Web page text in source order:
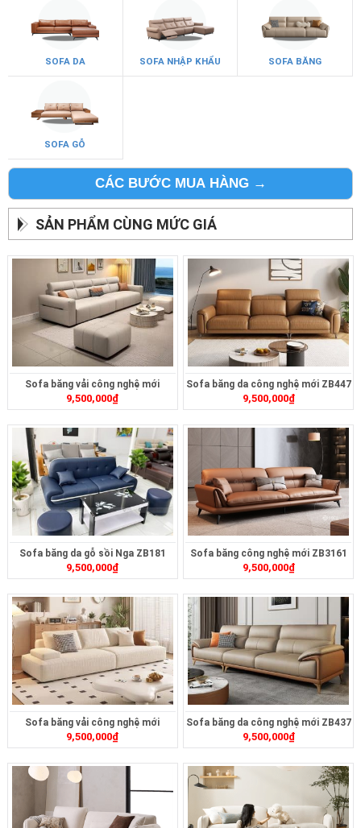
SOFA DA SOFA NHẬP KHẨU SOFA BĂNG
SOFA GỖ
CÁC BƯỚC MUA HÀNG →
SẢN PHẨM CÙNG MỨC GIÁ
Sofa băng vải công nghệ mới
ZB411
9,500,000₫
Sofa băng da công nghệ mới ZB447
9,500,000₫
Sofa băng da gỗ sồi Nga ZB181
9,500,000₫
Sofa băng công nghệ mới ZB3161
9,500,000₫
Sofa băng vải công nghệ mới
ZB415
9,500,000₫
Sofa băng da công nghệ mới ZB437
9,500,000₫